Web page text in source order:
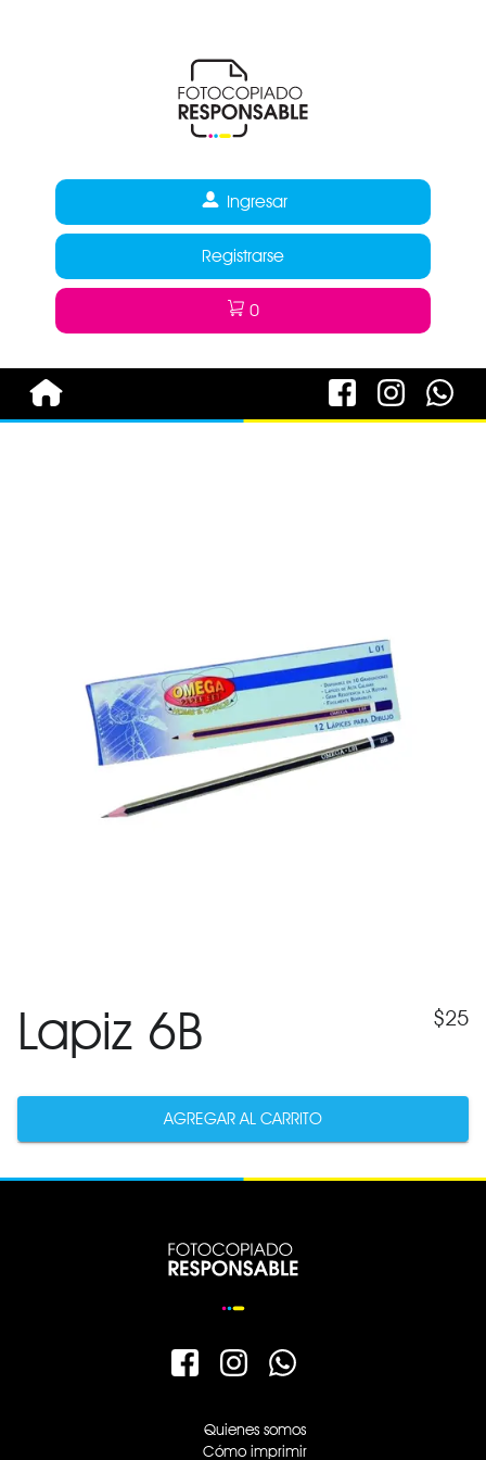
Ingresar
Registrarse
0
Lapiz 6B $25
AGREGAR AL CARRITO
Quienes somos
Cómo imprimir